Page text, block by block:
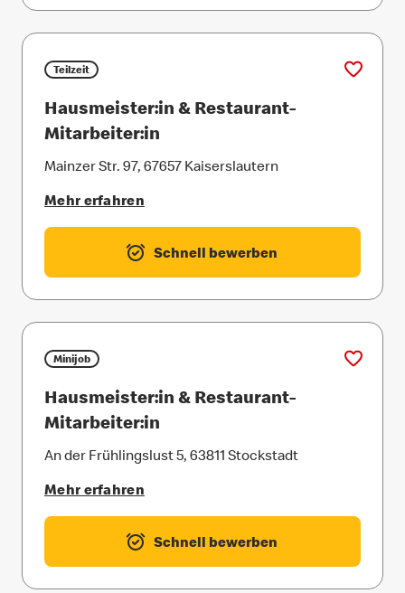
Teilzeit
Hausmeister:in & Restaurant-
Mitarbeiter:in
Mainzer Str. 97, 67657 Kaiserslautern
Mehr erfahren
Schnell bewerben
Minijob
Hausmeister:in & Restaurant-
Mitarbeiter:in
An der Frühlingslust 5, 63811 Stockstadt
Mehr erfahren
Schnell bewerben